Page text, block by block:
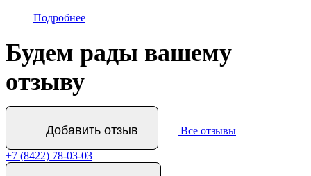
Подробнее
Будем рады вашему
отзыву
Добавить отзыв Все отзывы
+7 (8422) 78-03-03